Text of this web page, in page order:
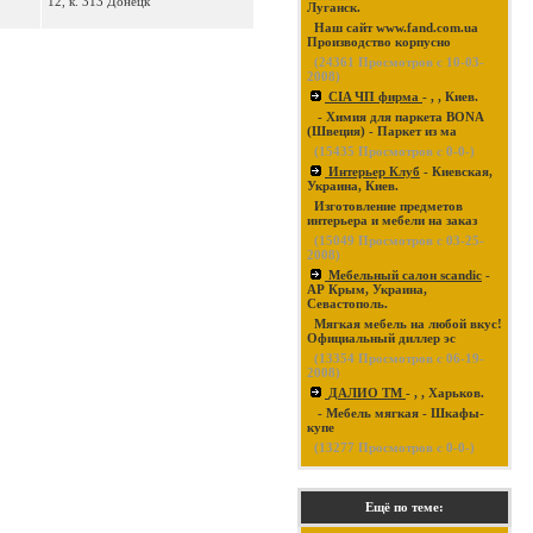
Луганск.
Наш сайт www.fand.com.ua
Производство корпусно
(24361 Просмотров с 10-03-
2008)
CIA ЧП фирма - , , Киев.
- Химия для паркета BONA
(Швеция) - Паркет из ма
(15435 Просмотров с 0-0-)
Интерьер Клуб - Киевская,
Украина, Киев.
Изготовление предметов
интерьера и мебели на заказ
(15049 Просмотров с 03-25-
2008)
Мебельный салон scandic -
АР Крым, Украина,
Севастополь.
Мягкая мебель на любой вкус!
Официальный диллер эс
(13354 Просмотров с 06-19-
2008)
ДАЛИО ТМ - , , Харьков.
- Мебель мягкая - Шкафы-
купе
(13277 Просмотров с 0-0-)
Ещё по теме: